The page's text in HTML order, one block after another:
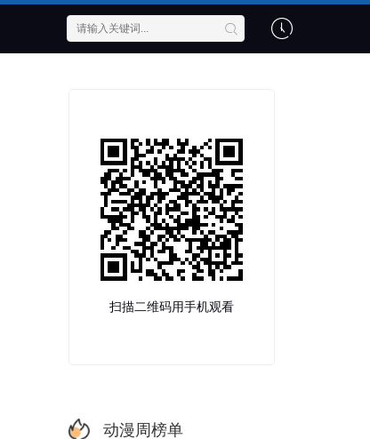
扫描二维码用手机观看
动漫周榜单